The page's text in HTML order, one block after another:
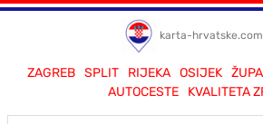
karta-
ZAGREB SPLIT RIJEKA OSIJEK
AUTOCESTE
KVALITETA